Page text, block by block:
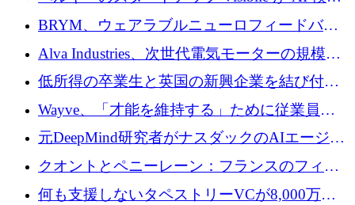
の可視化のために 50 万ユーロを調達
BRYM、ウェアラブルニューロフィードバッ
クプラットフォームの開発に65万ユーロを確
Alva Industries、次世代電気モーターの規模拡
大に 1,600 万ユーロを調達
低所得の卒業生と英国の新興企業を結び付け
るためにCommon Pathを開始
Wayve、「才能を維持する」ために従業員に
8,500万ドルの株式公開買い付けを実施
元DeepMind研究者がナスダックのAIエージェ
ントを拡張するためにCreandumの資金調達で
記録を獲得
クオントとペニーレーン：フランスのフィン
テックの友人と敵
何も支援しないタペストリーVCが8,000万ド